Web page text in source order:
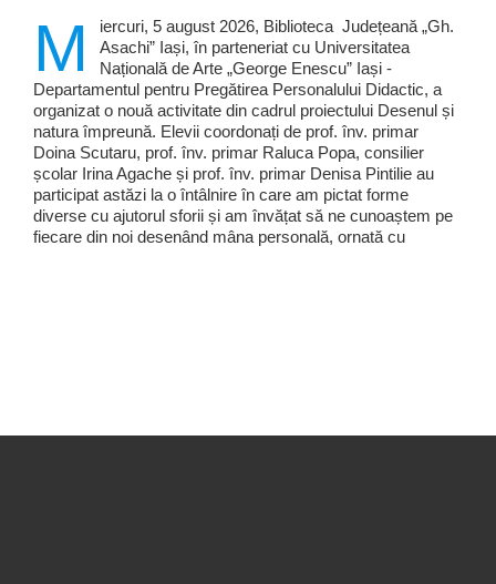
M
iercuri, 5 august 2026, Biblioteca Județeană „Gh.
Asachi” Iași, în parteneriat cu Universitatea
Națională de Arte „George Enescu” Iași -
Departamentul pentru Pregătirea Personalului Didactic, a
organizat o nouă activitate din cadrul proiectului Desenul și
natura împreună. Elevii coordonați de prof. înv. primar
Doina Scutaru, prof. înv. primar Raluca Popa, consilier
școlar Irina Agache și prof. înv. primar Denisa Pintilie au
participat astăzi la o întâlnire în care am pictat forme
diverse cu ajutorul sforii și am învățat să ne cunoaștem pe
fiecare din noi desenând mâna personală, ornată cu